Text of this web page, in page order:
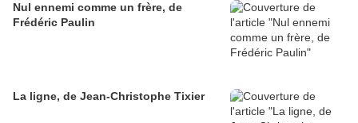
Nul ennemi comme un frère, de
Frédéric Paulin
La ligne, de Jean-Christophe Tixier